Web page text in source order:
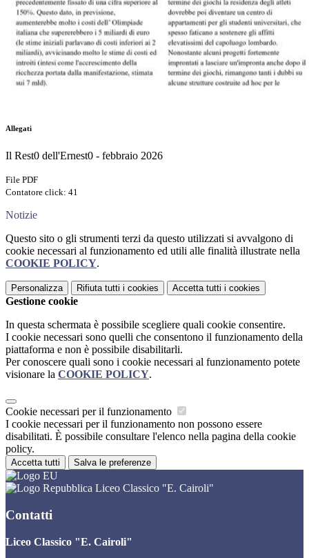
Allegati
Il Rest0 dell'Ernest0 - febbraio 2026
File PDF
Contatore click: 41
Notizie
Questo sito o gli strumenti terzi da questo utilizzati si avvalgono di
cookie necessari al funzionamento ed utili alle finalità illustrate nella
COOKIE POLICY.
Personalizza Rifiuta tutti i cookies Accetta tutti i cookies
Gestione cookie
In questa schermata è possibile scegliere quali cookie consentire.
I cookie necessari sono quelli che consentono il funzionamento della
piattaforma e non è possibile disabilitarli.
Per conoscere quali sono i cookie necessari al funzionamento potete
visionare la COOKIE POLICY.
Cookie necessari per il funzionamento
I cookie necessari per il funzionamento non possono essere
disabilitati. È possibile consultare l'elenco nella pagina della cookie
policy.
Accetta tutti Salva le preferenze
Liceo Classico "E. Cairoli"
Contatti
Liceo Classico "E. Cairoli"